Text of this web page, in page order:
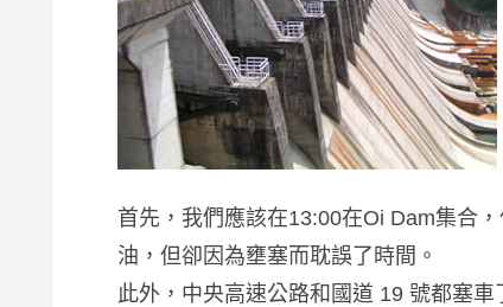
首先，我們應該在13:00在Oi Dam集合
油，但卻因為壅塞而耽誤了時間。
此外，中央高速公路和國道 19 號都塞